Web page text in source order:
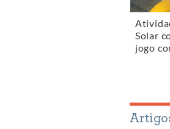
Solar
jogo